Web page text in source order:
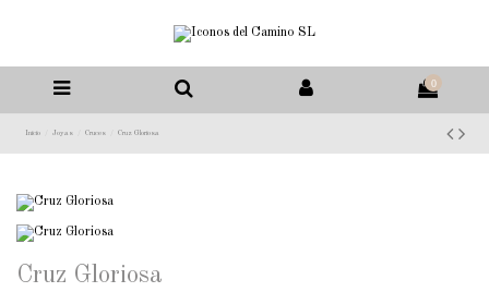
0
Inicio Joyas Cruces Cruz Gloriosa
Cruz Gloriosa